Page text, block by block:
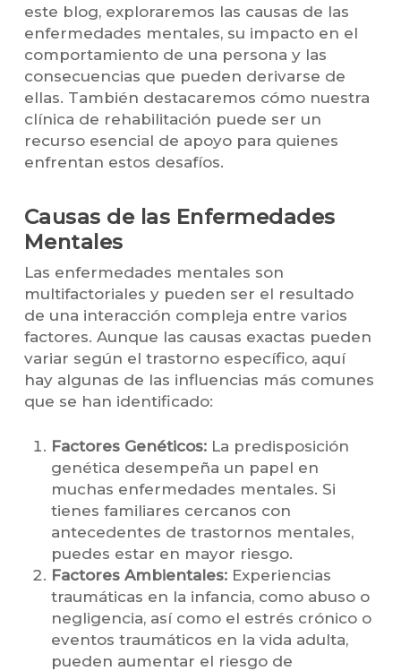
este blog, exploraremos las causas de las
enfermedades mentales, su impacto en el
comportamiento de una persona y las
consecuencias que pueden derivarse de
ellas. También destacaremos cómo nuestra
clínica de rehabilitación puede ser un
recurso esencial de apoyo para quienes
enfrentan estos desafíos.
Causas de las Enfermedades
Mentales
Las enfermedades mentales son
multifactoriales y pueden ser el resultado
de una interacción compleja entre varios
factores. Aunque las causas exactas pueden
variar según el trastorno específico, aquí
hay algunas de las influencias más comunes
que se han identificado:
Factores Genéticos:La predisposición
genética desempeña un papel en
muchas enfermedades mentales. Si
tienes familiares cercanos con
antecedentes de trastornos mentales,
puedes estar en mayor riesgo.
Factores Ambientales:Experiencias
traumáticas en la infancia, como abuso o
negligencia, así como el estrés crónico o
eventos traumáticos en la vida adulta,
pueden aumentar el riesgo de